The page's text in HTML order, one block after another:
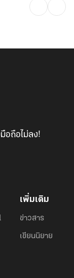
อถือไม่ลง!
เพิ่มเติม
ข่าวสาร
เขียนนิยาย